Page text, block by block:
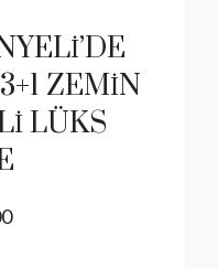
ZEMİN
LÜKS